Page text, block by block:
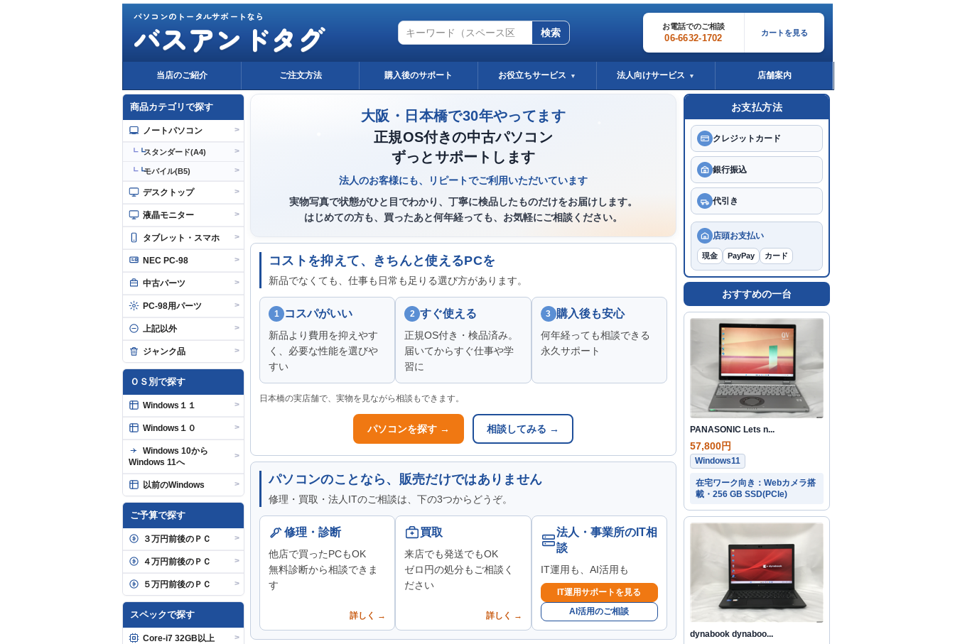
パソコンのトータルサポートなら
バスアンドタグ 検索
お電話でのご相談
06-6632-1702 カートを見る
当店のご紹介 ご注文方法 購入後のサポート お役立ちサービス ▼ 法人向けサービス ▼ 店舗案内
商品カテゴリで探す
ノートパソコン >
┗スタンダード(A4) >
┗モバイル(B5) >
デスクトップ >
液晶モニター >
タブレット・スマホ >
NEC PC-98 >
中古パーツ >
PC-98用パーツ >
上記以外 >
ジャンク品 >
ＯＳ別で探す
Windows１１ >
Windows１０ >
Windows 10から
Windows 11へ
>
以前のWindows >
ご予算で探す
３万円前後のＰＣ >
４万円前後のＰＣ >
５万円前後のＰＣ >
スペックで探す
Core-i7 32GB以上 >
大阪・日本橋で30年やってます
正規OS付きの中古パソコン
ずっとサポートします
法人のお客様にも、リピートでご利用いただいています
実物写真で状態がひと目でわかり、丁寧に検品したものだけをお届けします。
はじめての方も、買ったあと何年経っても、お気軽にご相談ください。
コストを抑えて、きちんと使えるPCを
新品でなくても、仕事も日常も足りる選び方があります。
1 コスパがいい
新品より費用を抑えやす
く、必要な性能を選びや
すい
2 すぐ使える
正規OS付き・検品済み。
届いてからすぐ仕事や学
習に
3 購入後も安心
何年経っても相談できる
永久サポート
日本橋の実店舗で、実物を見ながら相談もできます。
パソコンを探す → 相談してみる →
パソコンのことなら、販売だけではありません
修理・買取・法人ITのご相談は、下の3つからどうぞ。
修理・診断
他店で買ったPCもOK
無料診断から相談できま
す
詳しく →
買取
来店でも発送でもOK
ゼロ円の処分もご相談く
ださい
詳しく →
法人・事業所のIT相
談
IT運用も、AI活用も
IT運用サポートを見る
AI活用のご相談
お支払方法
クレジットカード
銀行振込
代引き
店頭お支払い
現金 PayPay カード
おすすめの一台
PANASONIC Lets n...
57,800円
Windows11
在宅ワーク向き：Webカメラ搭
載・256 GB SSD(PCIe)
dynabook dynaboo...